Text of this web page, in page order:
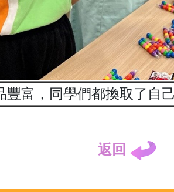
豐富，同學們都換取了自
返回